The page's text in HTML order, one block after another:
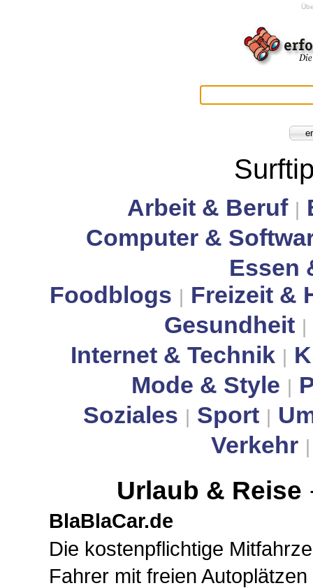
Arbeit & Beruf
Computer &
Essen
Foodblogs
Freizeit &
Gesundheit
Internet & Technik
Mode & Style
Soziales
Sport
Verkehr
Urlaub & Reise
BlaBlaCar.de
Die kostenpflichtige
Fahrer mit freien